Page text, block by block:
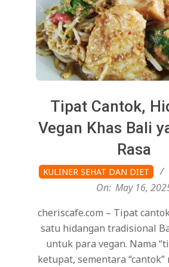
Tipat Cantok,
Vegan Khas Bali
Rasa
2025-
05-
KULINER SEHAT DAN DIET
On: May 16,
cheriscafe.com – Tipat
satu hidangan tradisional
untuk para vegan. Nama
ketupat, sementara